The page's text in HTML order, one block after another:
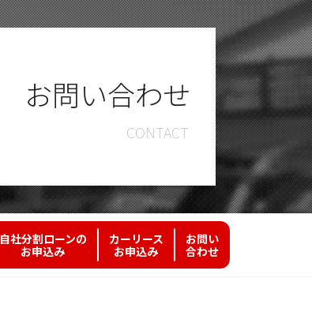
お問い合わせ
自社分割ローンの
お申込み
カーリース
お申込み
お問い
合わせ